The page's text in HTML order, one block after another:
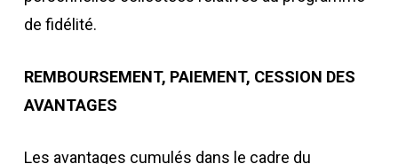
de fidélité.
REMBOURSEMENT, PAIEMENT, CESSION DES
AVANTAGES
Les avantages cumulés dans le cadre du